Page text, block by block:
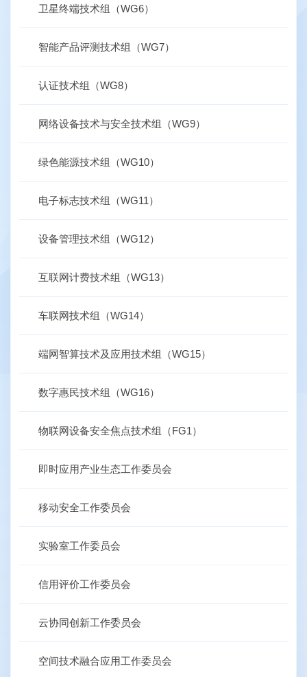
卫星终端技术组（WG6）
智能产品评测技术组（WG7）
认证技术组（WG8）
网络设备技术与安全技术组（WG9）
绿色能源技术组（WG10）
电子标志技术组（WG11）
设备管理技术组（WG12）
互联网计费技术组（WG13）
车联网技术组（WG14）
端网智算技术及应用技术组（WG15）
数字惠民技术组（WG16）
物联网设备安全焦点技术组（FG1）
即时应用产业生态工作委员会
移动安全工作委员会
实验室工作委员会
信用评价工作委员会
云协同创新工作委员会
空间技术融合应用工作委员会